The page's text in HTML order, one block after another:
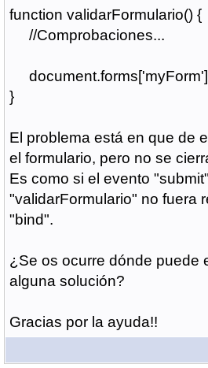
function validarFormulario() {
//Comprobaciones...
}
El problema está en que de
el formulario, pero no se
Es como si el evento
"validarFormulario" no fuera
"bind".
¿Se os ocurre dónde puede
alguna solución?
Gracias por la ayuda!!